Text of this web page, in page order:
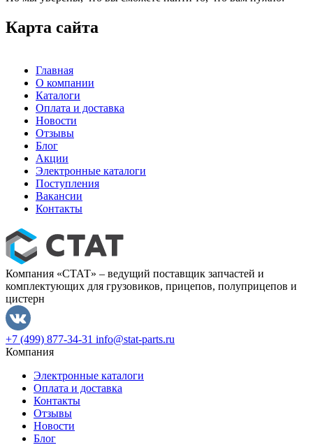
Карта сайта
Главная
О компании
Каталоги
Оплата и доставка
Новости
Отзывы
Блог
Акции
Электронные каталоги
Поступления
Вакансии
Контакты
Компания «СТАТ» – ведущий поставщик запчастей и
комплектующих для грузовиков, прицепов, полуприцепов и
цистерн
+7 (499) 877-34-31 info@stat-parts.ru
Компания
Электронные каталоги
Оплата и доставка
Контакты
Отзывы
Новости
Блог